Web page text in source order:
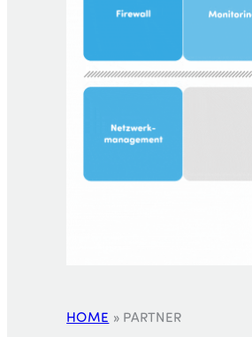
HOME » PARTNER